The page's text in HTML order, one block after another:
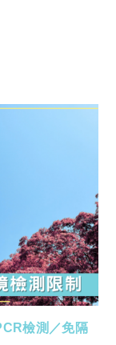
檢測／免隔